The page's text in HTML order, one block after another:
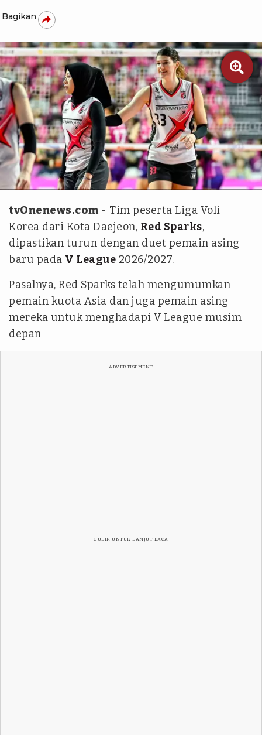
Bagikan

Red Sparks
tvOnenews.com - Tim peserta Liga Voli
Korea dari Kota Daejeon, Red Sparks,
dipastikan turun dengan duet pemain asing
baru pada V League 2026/2027.
Pasalnya, Red Sparks telah mengumumkan
pemain kuota Asia dan juga pemain asing
mereka untuk menghadapi V League musim
depan
ADVERTISEMENT
GULIR UNTUK LANJUT BACA